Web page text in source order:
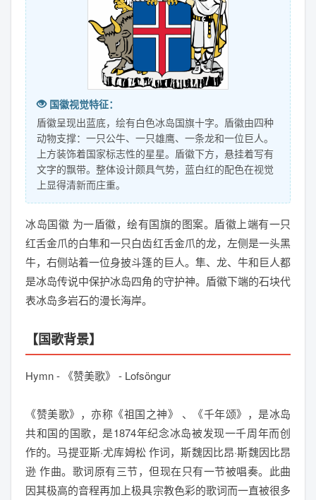
国徽视觉特征：
盾徽呈现出蓝底，绘有白色冰岛国旗十字。盾徽由四种
动物支撑：一只公牛、一只雄鹰、一条龙和一位巨人。
上方装饰着国家标志性的星星。盾徽下方，悬挂着写有
文字的飘带。整体设计颇具气势，蓝白红的配色在视觉
上显得清新而庄重。
冰岛国徽 为一盾徽，绘有国旗的图案。盾徽上端有一只
红舌金爪的白隼和一只白齿红舌金爪的龙，左侧是一头黑
牛，右侧站着一位身披斗篷的巨人。隼、龙、牛和巨人都
是冰岛传说中保护冰岛四角的守护神。盾徽下端的石块代
表冰岛多岩石的漫长海岸。
【国歌背景】
Hymn - 《赞美歌》 - Lofsöngur
《赞美歌》，亦称《祖国之神》 、《千年颂》，是冰岛
共和国的国歌，是1874年纪念冰岛被发现一千周年而创
作的。马提亚斯·尤库姆松 作词，斯魏因比昂·斯魏因比昂
逊 作曲。歌词原有三节，但现在只有一节被唱奏。此曲
因其极高的音程再加上极具宗教色彩的歌词而一直被很多